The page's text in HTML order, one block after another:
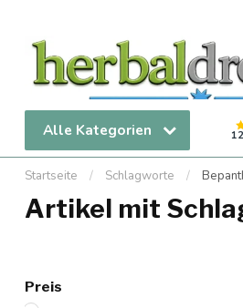
Alle Kategorien
Startseite / Schlagworte /
Artikel mit
Preis